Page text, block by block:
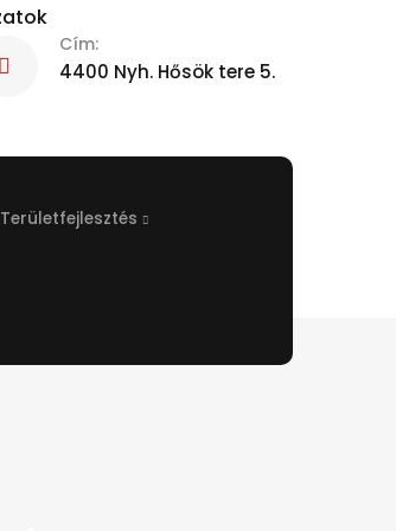
Cím:
4400 Nyh. Hősök tere 5.
Területfejlesztés